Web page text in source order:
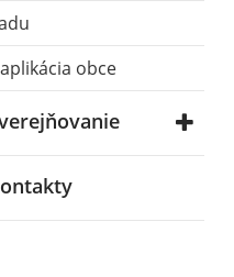
obce